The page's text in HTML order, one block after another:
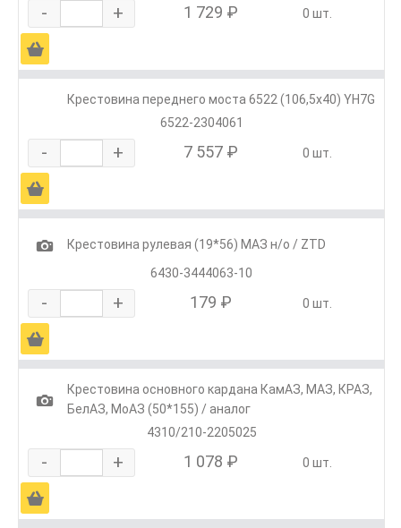
- + 1 729 ₽ 0 шт.
Ä
Крестовина переднего моста 6522 (106,5х40) YH7G
6522-2304061
- + 7 557 ₽ 0 шт.
Ä
1
Крестовина рулевая (19*56) МАЗ н/о / ZTD
6430-3444063-10
- + 179 ₽ 0 шт.
Ä
1
Крестовина основного кардана КамАЗ, МАЗ, КРАЗ,
БелАЗ, МоАЗ (50*155) / аналог
4310/210-2205025
- + 1 078 ₽ 0 шт.
Ä